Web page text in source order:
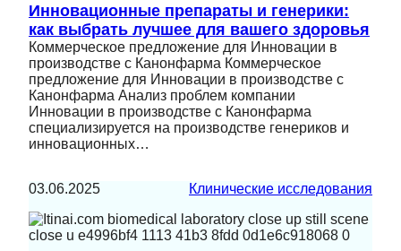
Инновационные препараты и генерики:
как выбрать лучшее для вашего здоровья
Коммерческое предложение для Инновации в
производстве с Канонфарма Коммерческое
предложение для Инновации в производстве с
Канонфарма Анализ проблем компании
Инновации в производстве с Канонфарма
специализируется на производстве генериков и
инновационных…
03.06.2025 Клинические исследования